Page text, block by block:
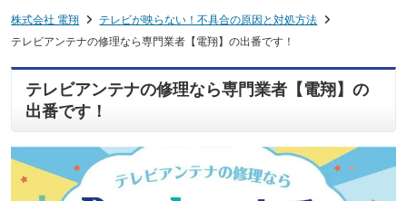
株式会社 電翔
テレビが映らない！不具合の原因と対処方法
テレビアンテナの修理なら専門業者【電翔】の出番です！
テレビアンテナの修理なら専門業者【電翔】の
出番です！